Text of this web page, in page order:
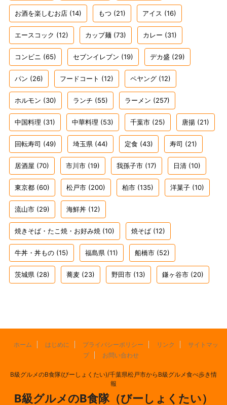
お酒を楽しむお店 (14) もつ (21) アイス (16)
エースコック (12) カップ麺 (73) カレー (31)
コンビニ (65) セブンイレブン (19) デカ盛 (29)
パン (26) フードコート (12) ペヤング (12)
ホルモン (30) ランチ (55) ラーメン (257)
中国料理 (31) 中華料理 (53) 千葉市 (25) 唐揚 (21)
回転寿司 (49) 埼玉県 (44) 定食 (43) 寿司 (21)
居酒屋 (70) 市川市 (19) 我孫子市 (17) 日清 (10)
東京都 (60) 松戸市 (200) 柏市 (135) 洋菓子 (10)
流山市 (29) 海鮮丼 (12)
焼きそば・たこ焼・お好み焼 (10) 焼そば (12)
牛丼・丼もの (15) 福島県 (11) 船橋市 (52)
茨城県 (28) 蕎麦 (23) 野田市 (13) 鎌ヶ谷市 (20)
ホーム はじめに プライバシーポリシー リンク
サイトマッ
プ
お問い合わせ
B級グルメのB食隊(びーしょくたい)/千葉県松戸市からB級グルメ食べ歩き情
報
B級グルメのB食隊（びーしょくたい）